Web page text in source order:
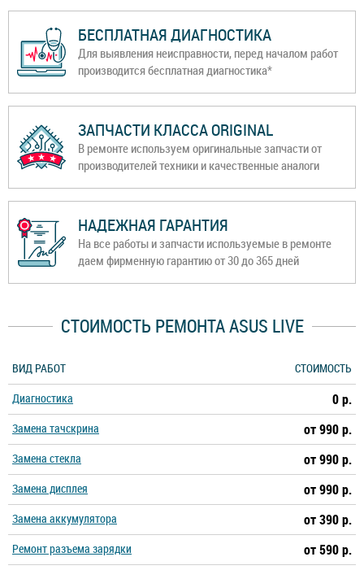
БЕСПЛАТНАЯ ДИАГНОСТИКА
Для выявления неисправности, перед началом работ
производится бесплатная диагностика*
ЗАПЧАСТИ КЛАССА ORIGINAL
В ремонте используем оригинальные запчасти от
производителей техники и качественные аналоги
НАДЕЖНАЯ ГАРАНТИЯ
На все работы и запчасти используемые в ремонте
даем фирменную гарантию от 30 до 365 дней
СТОИМОСТЬ РЕМОНТА ASUS LIVE
ВИД РАБОТ
СТОИМОСТЬ
Диагностика
0 р.
Замена тачскрина от 990 р.
Замена стекла от 990 р.
Замена дисплея от 990 р.
Замена аккумулятора от 390 р.
Ремонт разъема зарядки от 590 р.